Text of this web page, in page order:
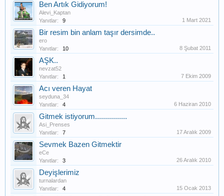
Ben Artık Gidiyorum!
Alevi_Kaptan
Yanıtlar:
9 1 Mart 2021
Bir resim bin anlam taşır dersimde..
ero
Yanıtlar:
10 8 Şubat 2011
AŞK..
nevzat52
Yanıtlar:
1 7 Ekim 2009
Acı veren Hayat
seyduna_34
Yanıtlar:
4 6 Haziran 2010
Gitmek istiyorum................
Asi_Prenses
Yanıtlar:
7 17 Aralık 2009
Sevmek Bazen Gitmektir
eCe
Yanıtlar:
3 26 Aralık 2010
Deyişlerimiz
turnalardan
Yanıtlar:
4 15 Ocak 2013